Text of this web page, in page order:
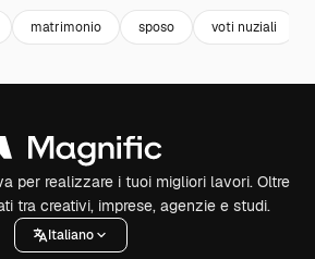
matrimonio sposo voti nuziali
per realizzare i tuoi migliori lavori. Oltre
tra creativi, imprese, agenzie e studi.
Italiano